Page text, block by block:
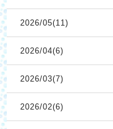
2026/05(11)
2026/04(6)
2026/03(7)
2026/02(6)